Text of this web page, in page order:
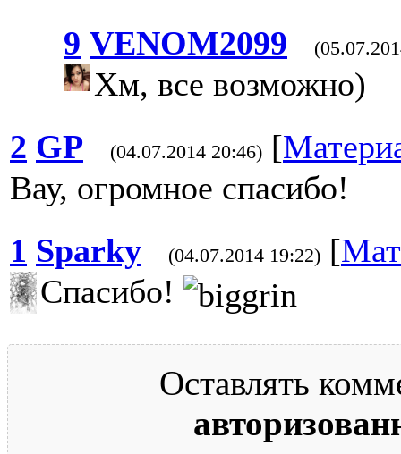
9 VENOM2099
Хм, все возможно)
2 GP (04.07.2014 20:46) [
Вау, огромное спасибо!
1 Sparky (04.07.2014 19:22) [
Спасибо!
Оставлять